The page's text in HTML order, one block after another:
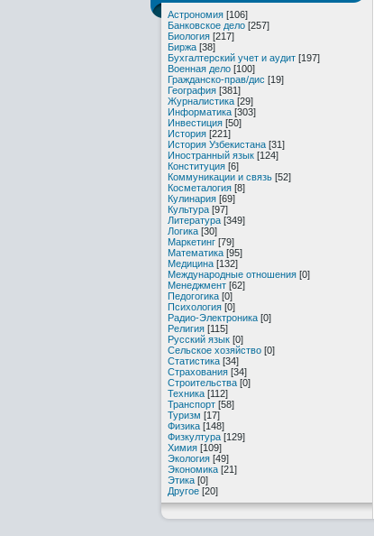
Астрономия [106]
Банковское дело [257]
Биология [217]
Биржа [38]
Бухгалтерский учет и аудит [197]
Военная дело [100]
Гражданско-прав/дис [19]
География [381]
Журналистика [29]
Информатика [303]
Инвестиция [50]
История [221]
История Узбекистана [31]
Иностранный язык [124]
Конституция [6]
Коммуникации и связь [52]
Косметалогия [8]
Кулинария [69]
Культура [97]
Литература [349]
Логика [30]
Маркетинг [79]
Математика [95]
Медицина [132]
Международные отношения [0]
Менеджмент [62]
Педогогика [0]
Психология [0]
Радио-Электроника [0]
Религия [115]
Русский язык [0]
Сельское хозяйство [0]
Статистика [34]
Страхования [34]
Строительства [0]
Техника [112]
Транспорт [58]
Туризм [17]
Физика [148]
Физкултура [129]
Химия [109]
Экология [49]
Экономика [21]
Этика [0]
Другое [20]